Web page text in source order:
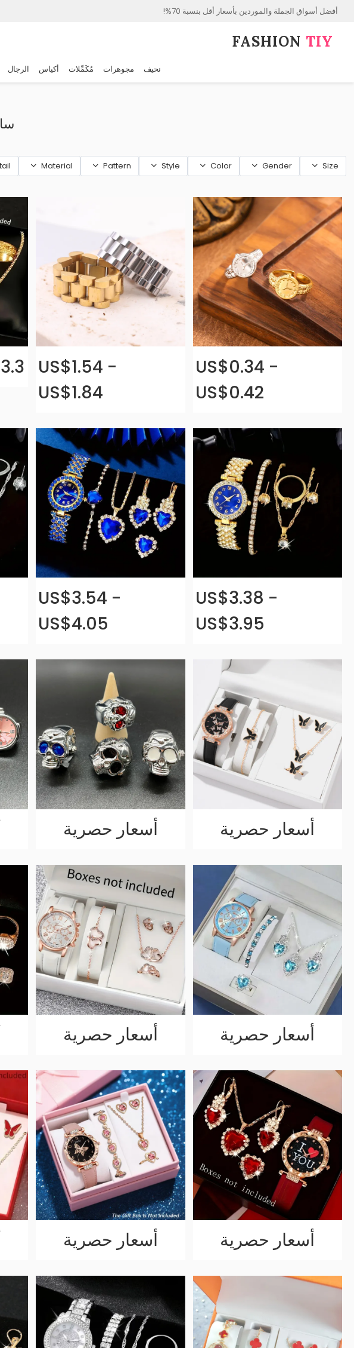
أفضل أسواق الجملة والموردين بأسعار أقل بنسبة 70%!
FASHION⁠ TIY
نحيف مجوهرات مُكَمِّلات أكياس الرجال
Size
Gender
Color
Style
Pattern
Material
US$0.34 -
US$0.42
US$1.54 -
US$1.84
US$3.38 -
US$3.95
US$3.54 -
US$4.05
أسعار حصرية أسعار حصرية
أسعار حصرية أسعار حصرية
أسعار حصرية أسعار حصرية